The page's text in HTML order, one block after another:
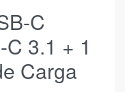
C
3.1 + 1
Carga